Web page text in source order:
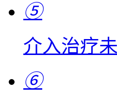
⑤
介入治疗未
⑥